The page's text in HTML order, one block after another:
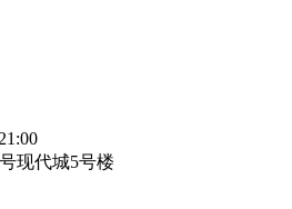
现代城5号楼